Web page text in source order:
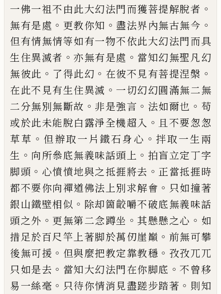
一佛一祖不由此大幻法門而獲菩提解脫者 。
無有是處 。 更教你知 。 盡法界內無古無今 。
但有情無情等如有一物不依此大幻法門而具
生住異滅者 。亦無有是處 。 當知幻無聖凡幻
無彼此 。 了得此幻 。 在彼不見有菩提涅槃 。
在此不見有生住異滅 。 一切幻幻圓滿無二無
二分無別無斷故 。 非是強言 。 法如爾也 。 苟
或於此未能脫白露淨全機超入 。 且不要怱怱
草草 。 但辦取一片鐵石身心 。 拌取一生兩
生 。 向所叅底無義味話頭上 。 拍盲立定丁字
脚頭 。 心憤憤地與之抵捱將去 。 正當抵捱時
都不要你向禪道佛法上別求解會 。 只如撞著
銀山鐵壁相似 。 除却箇齩嚼不破底無義味話
頭之外 。 更無第二念蹲坐 。其懸懸之心 。 如
措足於百尺竿 上著脚於萬仞崖巔 。 前無可攀
後無可援 。 但與麼把教定靠教穩 。 孜孜兀兀
只如是去 。 當知大幻法門在你脚底 。不曾移
易一絲毫 。 只待你情消見盡蹉步踏著 。 則知